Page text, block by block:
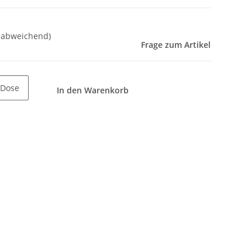
Frage zum Artikel
Dose In den Warenkorb